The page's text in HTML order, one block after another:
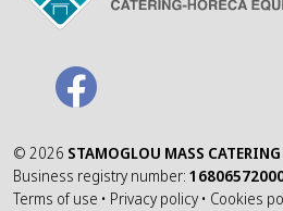
© 2026 STAMOGLOU MASS
Business registry number:
Terms of use • Privacy policy • Cookies